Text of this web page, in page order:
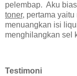
pelembap. Aku
toner, pertama
menuangkan isi
menghilangkan sel
Testimoni